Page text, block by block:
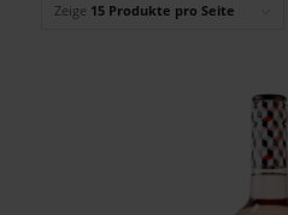
Zeige 15 Produkte pro Seite